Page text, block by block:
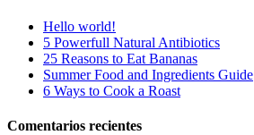
Hello world!
5 Powerfull Natural Antibiotics
25 Reasons to Eat Bananas
Summer Food and Ingredients Guide
6 Ways to Cook a Roast
Comentarios recientes